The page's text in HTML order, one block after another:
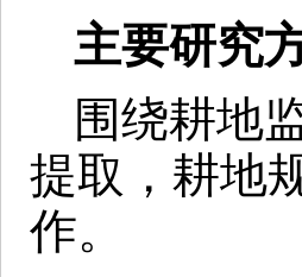
主要研究
围绕耕地
提取，耕地
作。